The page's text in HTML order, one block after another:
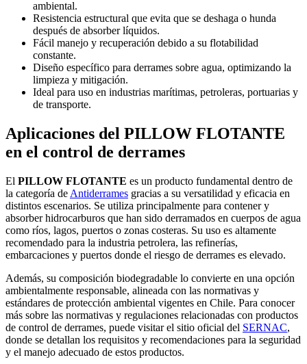
ambiental.
Resistencia estructural que evita que se deshaga o hunda
después de absorber líquidos.
Fácil manejo y recuperación debido a su flotabilidad
constante.
Diseño específico para derrames sobre agua, optimizando la
limpieza y mitigación.
Ideal para uso en industrias marítimas, petroleras, portuarias y
de transporte.
Aplicaciones del PILLOW FLOTANTE
en el control de derrames
El PILLOW FLOTANTE es un producto fundamental dentro de
la categoría de Antiderrames gracias a su versatilidad y eficacia en
distintos escenarios. Se utiliza principalmente para contener y
absorber hidrocarburos que han sido derramados en cuerpos de agua
como ríos, lagos, puertos o zonas costeras. Su uso es altamente
recomendado para la industria petrolera, las refinerías,
embarcaciones y puertos donde el riesgo de derrames es elevado.
Además, su composición biodegradable lo convierte en una opción
ambientalmente responsable, alineada con las normativas y
estándares de protección ambiental vigentes en Chile. Para conocer
más sobre las normativas y regulaciones relacionadas con productos
de control de derrames, puede visitar el sitio oficial del SERNAC,
donde se detallan los requisitos y recomendaciones para la seguridad
y el manejo adecuado de estos productos.